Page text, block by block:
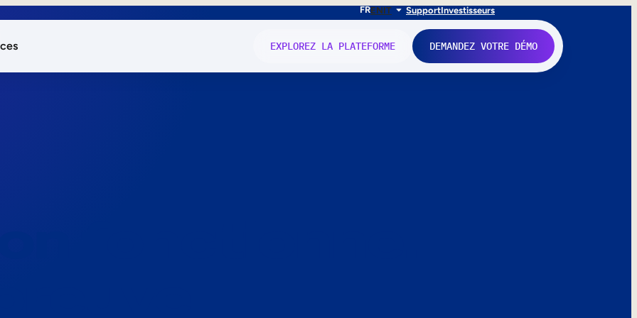
FRENIT SupportInvestisseurs
EXPLOREZ LA PLATEFORME DEMANDEZ VOTRE DÉMO